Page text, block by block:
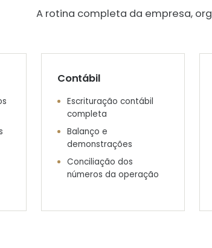
A rotina completa da empresa,
Contábil
Escrituração contábil
completa
Balanço e
demonstrações
Conciliação dos
números da operação